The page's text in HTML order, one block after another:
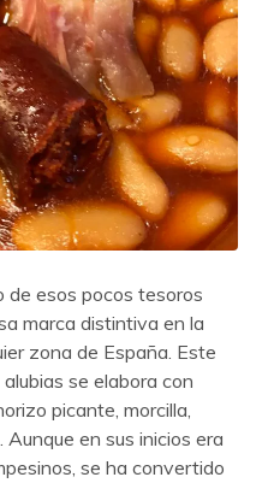
de esos pocos tesoros
marca distintiva en la
zona de España. Este
se elabora con
picante, morcilla,
en sus inicios era
se ha convertido